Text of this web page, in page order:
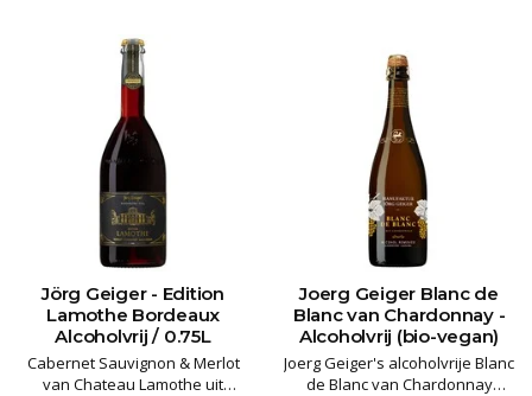
Jörg Geiger - Edition
Lamothe Bordeaux
Alcoholvrij / 0.75L
Cabernet Sauvignon & Merlot
van Chateau Lamothe uit
Joerg Geiger Blanc de
Blanc van Chardonnay -
Alcoholvrij (bio-vegan)
Joerg Geiger's alcoholvrije Blanc
de Blanc van Chardonnay